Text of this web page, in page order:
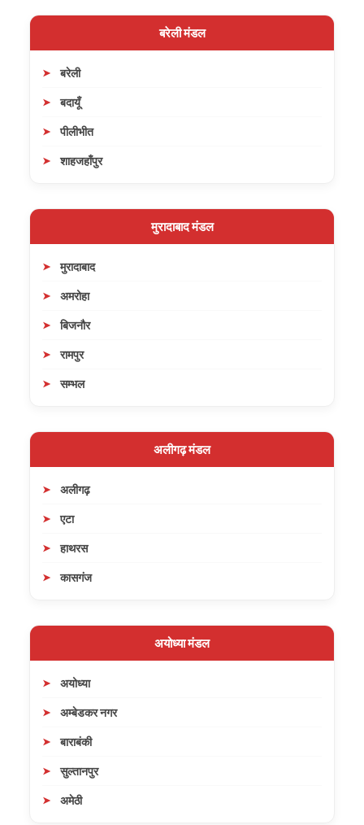
बरेली मंडल
बरेली
बदायूँ
पीलीभीत
शाहजहाँपुर
मुरादाबाद मंडल
मुरादाबाद
अमरोहा
बिजनौर
रामपुर
सम्भल
अलीगढ़ मंडल
अलीगढ़
एटा
हाथरस
कासगंज
अयोध्या मंडल
अयोध्या
अम्बेडकर नगर
बाराबंकी
सुल्तानपुर
अमेठी